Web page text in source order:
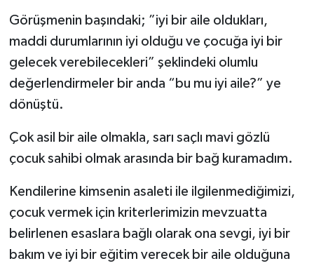
Görüşmenin başındaki; ”iyi bir aile oldukları,
maddi durumlarının iyi olduğu ve çocuğa iyi bir
gelecek verebilecekleri” şeklindeki olumlu
değerlendirmeler bir anda “bu mu iyi aile?” ye
dönüştü.
Çok asil bir aile olmakla, sarı saçlı mavi gözlü
çocuk sahibi olmak arasında bir bağ kuramadım.
Kendilerine kimsenin asaleti ile ilgilenmediğimizi,
çocuk vermek için kriterlerimizin mevzuatta
belirlenen esaslara bağlı olarak ona sevgi, iyi bir
bakım ve iyi bir eğitim verecek bir aile olduğuna